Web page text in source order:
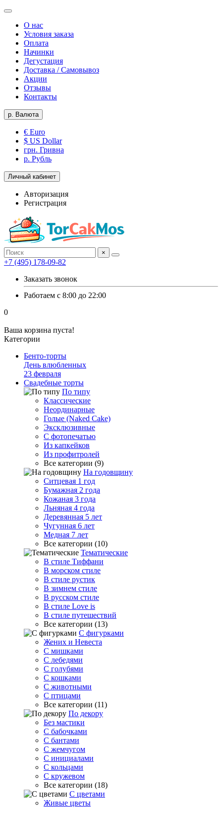
О нас
Условия заказа
Оплата
Начинки
Дегустация
Доставка / Самовывоз
Акции
Отзывы
Контакты
р. Валюта
€ Euro
$ US Dollar
грн. Гривна
р. Рубль
Личный кабинет
Авторизация
Регистрация
×
+7 (495) 178-09-82
Заказать звонок
Работаем с 8:00 до 22:00
0
Ваша корзина пуста!
Категории
Бенто-торты
День влюбленных
23 февраля
Свадебные торты
По типу
Классические
Неординарные
Голые (Naked Cake)
Эксклюзивные
С фотопечатью
Из капкейков
Из профитролей
Все категории (9)
На годовщину
Ситцевая 1 год
Бумажная 2 года
Кожаная 3 года
Льняная 4 года
Деревянная 5 лет
Чугунная 6 лет
Медная 7 лет
Все категории (10)
Тематические
В стиле Тиффани
В морском стиле
В стиле рустик
В зимнем стиле
В русском стиле
В стиле Love is
В стиле путешествий
Все категории (13)
С фигурками
Жених и Невеста
С мишками
С лебедями
С голубями
С кошками
С животными
С птицами
Все категории (11)
По декору
Без мастики
С бабочками
С бантами
С жемчугом
С инициалами
С кольцами
С кружевом
Все категории (18)
С цветами
Живые цветы